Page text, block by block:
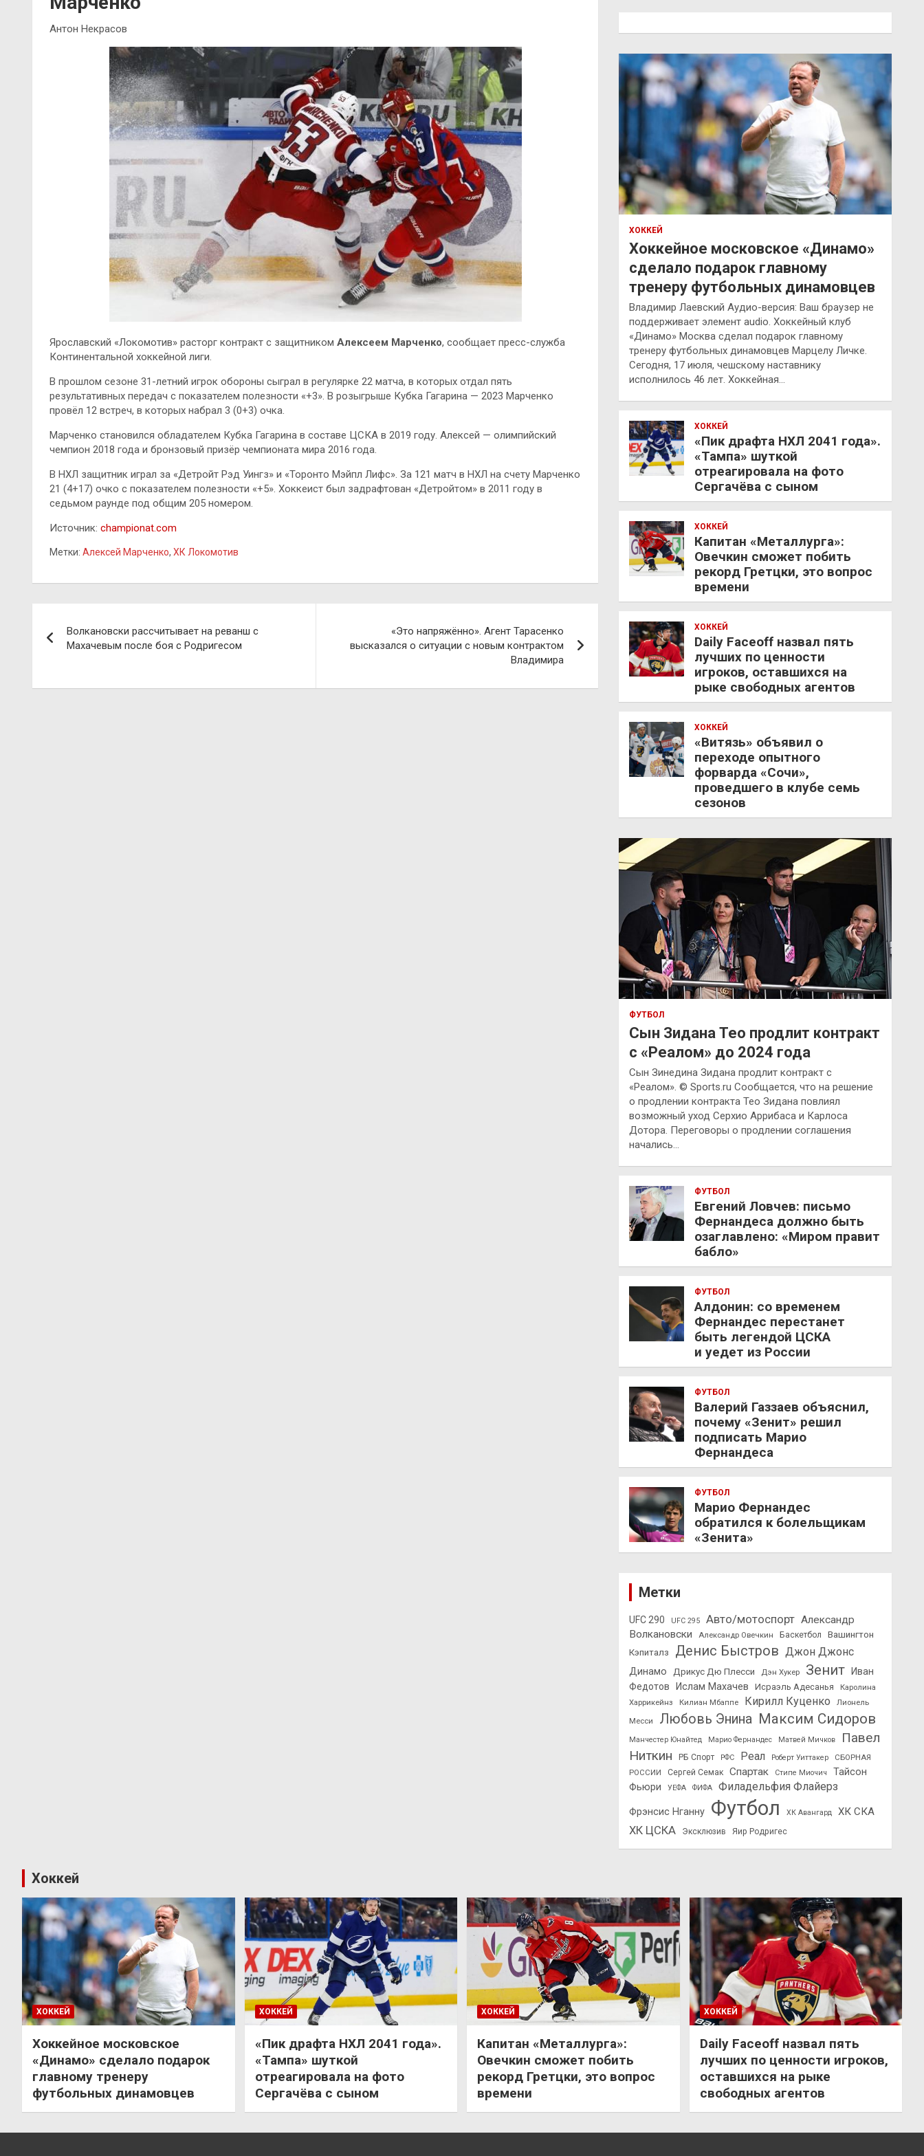
Антон Некрасов
Ярославский «Локомотив» расторг контракт с защитником Алексеем Марченко, сообщает пресс-служба
Континентальной хоккейной лиги.
В прошлом сезоне 31-летний игрок обороны сыграл в регулярке 22 матча, в которых отдал пять
результативных передач с показателем полезности «+3». В розыгрыше Кубка Гагарина — 2023 Марченко
провёл 12 встреч, в которых набрал 3 (0+3) очка.
Марченко становился обладателем Кубка Гагарина в составе ЦСКА в 2019 году. Алексей — олимпийский
чемпион 2018 года и бронзовый призёр чемпионата мира 2016 года.
В НХЛ защитник играл за «Детройт Рэд Уингз» и «Торонто Мэйпл Лифс». За 121 матч в НХЛ на счету Марченко
21 (4+17) очко с показателем полезности «+5». Хоккеист был задрафтован «Детройтом» в 2011 году в
седьмом раунде под общим 205 номером.
Источник: championat.com
Метки: Алексей Марченко, ХК Локомотив
по
Волкановски рассчитывает на реванш с
Махачевым после боя с Родригесом
«Это напряжённо». Агент Тарасенко
высказался о ситуации с новым контрактом
Владимира
ХОККЕЙ
Хоккейное московское «Динамо»
сделало подарок главному
тренеру футбольных динамовцев
Владимир Лаевский Аудио-версия: Ваш браузер не
поддерживает элемент audio. Хоккейный клуб
«Динамо» Москва сделал подарок главному
тренеру футбольных динамовцев Марцелу Личке.
Сегодня, 17 июля, чешскому наставнику
исполнилось 46 лет. Хоккейная…
ХОККЕЙ
«Пик драфта НХЛ 2041 года».
«Тампа» шуткой
отреагировала на фото
Сергачёва с сыном
ХОККЕЙ
Капитан «Металлурга»:
Овечкин сможет побить
рекорд Гретцки, это вопрос
времени
ХОККЕЙ
Daily Faceoff назвал пять
лучших по ценности
игроков, оставшихся на
рыке свободных агентов
ХОККЕЙ
«Витязь» объявил о
переходе опытного
форварда «Сочи»,
проведшего в клубе семь
сезонов
ФУТБОЛ
Сын Зидана Тео продлит контракт
с «Реалом» до 2024 года
Сын Зинедина Зидана продлит контракт с
«Реалом». © Sports.ru Сообщается, что на решение
о продлении контракта Тео Зидана повлиял
возможный уход Серхио Аррибаса и Карлоса
Дотора. Переговоры о продлении соглашения
начались…
ФУТБОЛ
Евгений Ловчев: письмо
Фернандеса должно быть
озаглавлено: «Миром правит
бабло»
ФУТБОЛ
Алдонин: со временем
Фернандес перестанет
быть легендой ЦСКА
и уедет из России
ФУТБОЛ
Валерий Газзаев объяснил,
почему «Зенит» решил
подписать Марио
Фернандеса
ФУТБОЛ
Марио Фернандес
обратился к болельщикам
«Зенита»
Метки
UFC 290 UFC 295 Авто/мотоспорт Александр
Волкановски
Александр Овечкин Баскетбол
Вашингтон
Кэпиталз
Денис Быстров Джон Джонс
Динамо Дрикус Дю Плесси Дэн Хукер Зенит
Иван
Федотов
Ислам Махачев Исраэль Адесанья
Каролина
Харрикейнз
Килиан Мбаппе Кирилл Куценко
Лионель
Месси
Любовь Энина Максим Сидоров
Манчестер Юнайтед Марио Фернандес Матвей Мичков
Павел
Ниткин
РБ Спорт РФС Реал Роберт Уиттакер
СБОРНАЯ
РОССИИ
Сергей Семак Спартак Стипе Миочич
Тайсон
Фьюри
УЕФА ФИФА Филадельфия Флайерз
Фрэнсис Нганну Футбол ХК Авангард ХК СКА
ХК ЦСКА Эксклюзив Яир Родригес
Хоккей
ХОККЕЙ
Хоккейное московское
«Динамо» сделало подарок
главному тренеру
футбольных динамовцев
ХОККЕЙ
«Пик драфта НХЛ 2041 года».
«Тампа» шуткой
отреагировала на фото
Сергачёва с сыном
ХОККЕЙ
Капитан «Металлурга»:
Овечкин сможет побить
рекорд Гретцки, это вопрос
времени
ХОККЕЙ
Daily Faceoff назвал пять
лучших по ценности игроков,
оставшихся на рыке
свободных агентов